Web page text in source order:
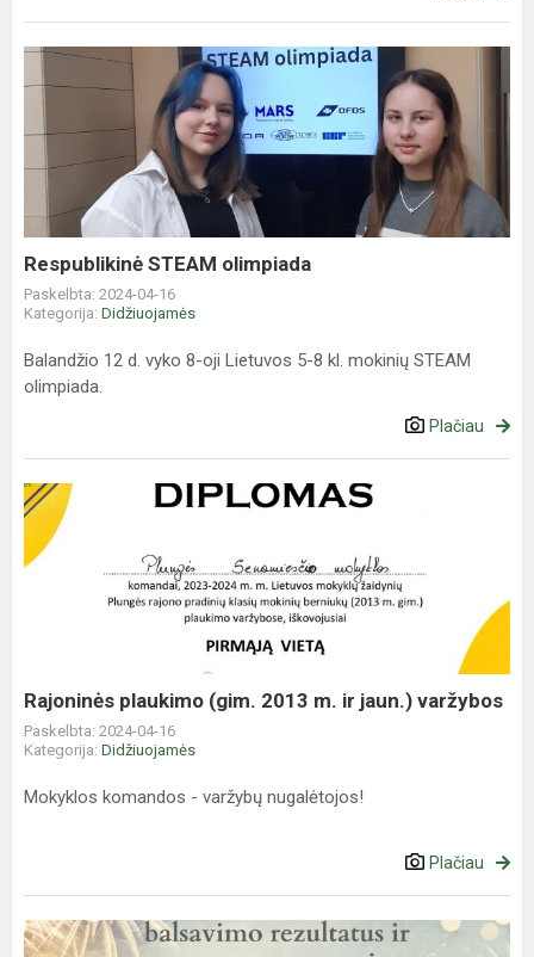
Respublikinė
STEAM
olimpiada
Respublikinė STEAM olimpiada
Paskelbta: 2024-04-16
Kategorija: Didžiuojamės
Balandžio 12 d. vyko 8-oji Lietuvos 5-8 kl. mokinių STEAM
olimpiada.
Plačiau
Rajoninės
plaukimo
(gim.
varžybos
Rajoninės plaukimo (gim. 2013 m. ir jaun.) varžybos
Paskelbta: 2024-04-16
Kategorija: Didžiuojamės
Mokyklos komandos - varžybų nugalėtojos!
Plačiau
Mokinių